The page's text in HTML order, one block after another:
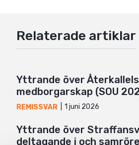
Mail
Relaterade artiklar
Yttrande över
medborgarskap (SOU
REMISSVAR 1 juni 2026
Yttrande över
deltagande i och